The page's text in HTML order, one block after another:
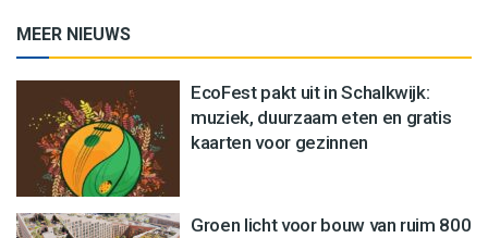
MEER NIEUWS
EcoFest pakt uit in Schalkwijk:
muziek, duurzaam eten en gratis
kaarten voor gezinnen
Groen licht voor bouw van ruim 800